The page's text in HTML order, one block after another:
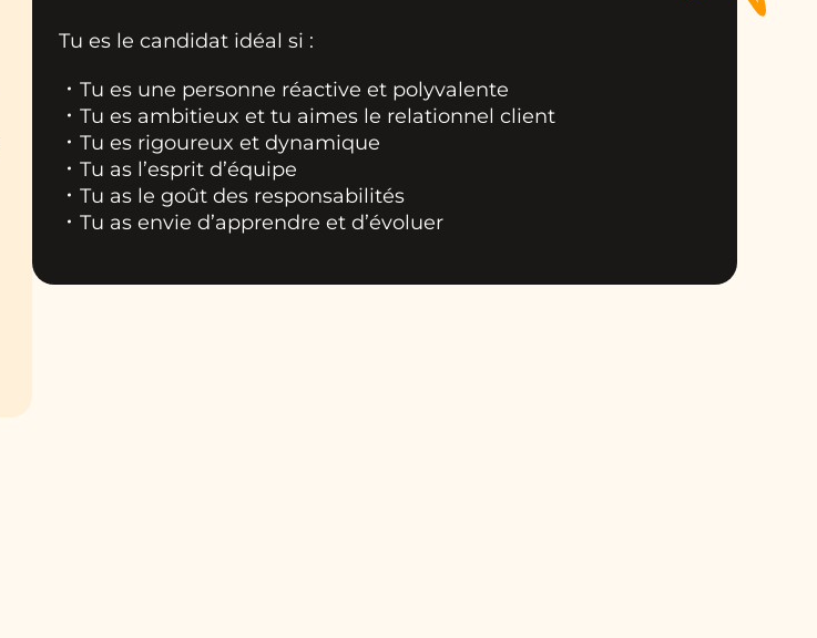
Tu es le candidat idéal si :
Tu es une personne réactive et polyvalente
Tu es ambitieux et tu aimes le relationnel client
Tu es rigoureux et dynamique
Tu as l’esprit d’équipe
Tu as le goût des responsabilités
Tu as envie d’apprendre et d’évoluer